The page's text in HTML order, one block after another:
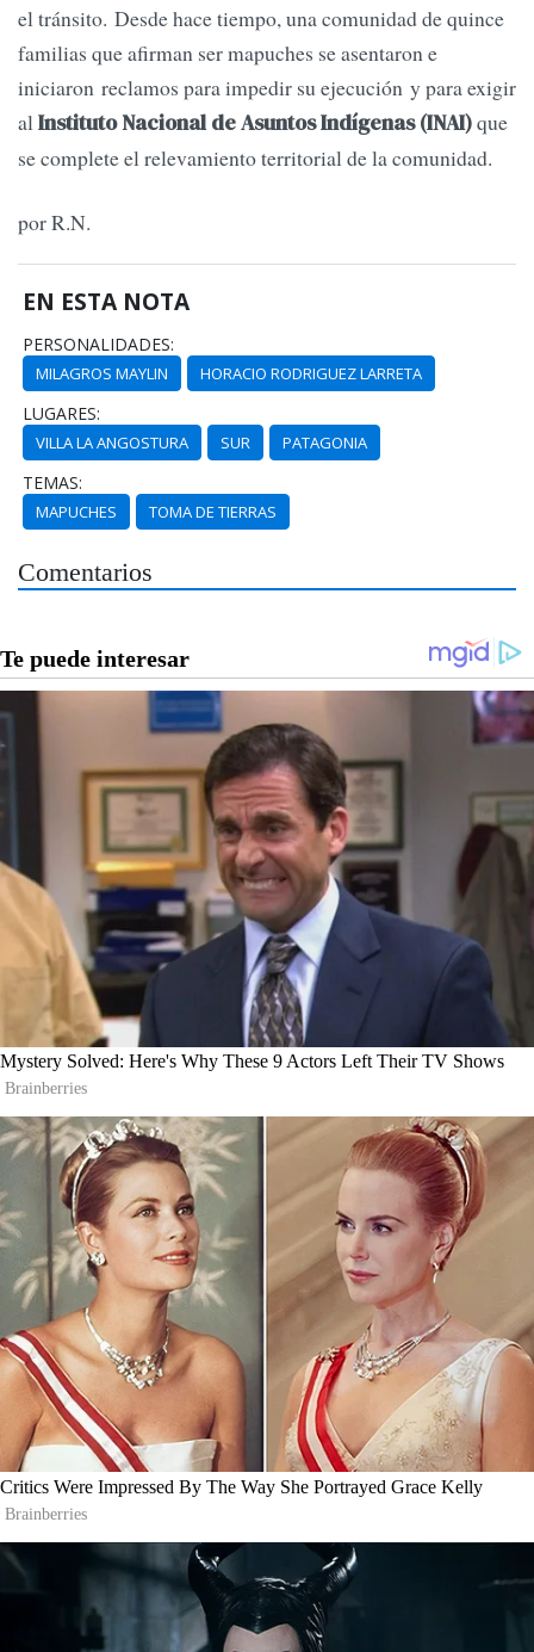
el tránsito. Desde hace tiempo, una comunidad de quince
familias que afirman ser mapuches se asentaron e
iniciaron reclamos para impedir su ejecución y para exigir
alInstituto Nacional de Asuntos Indígenas (INAI)que
se complete el relevamiento territorial de la comunidad.
por R.N.
EN ESTA NOTA
PERSONALIDADES:
MILAGROS MAYLIN HORACIO RODRIGUEZ LARRETA
LUGARES:
VILLA LA ANGOSTURA SUR PATAGONIA
TEMAS:
MAPUCHES TOMA DE TIERRAS
Comentarios